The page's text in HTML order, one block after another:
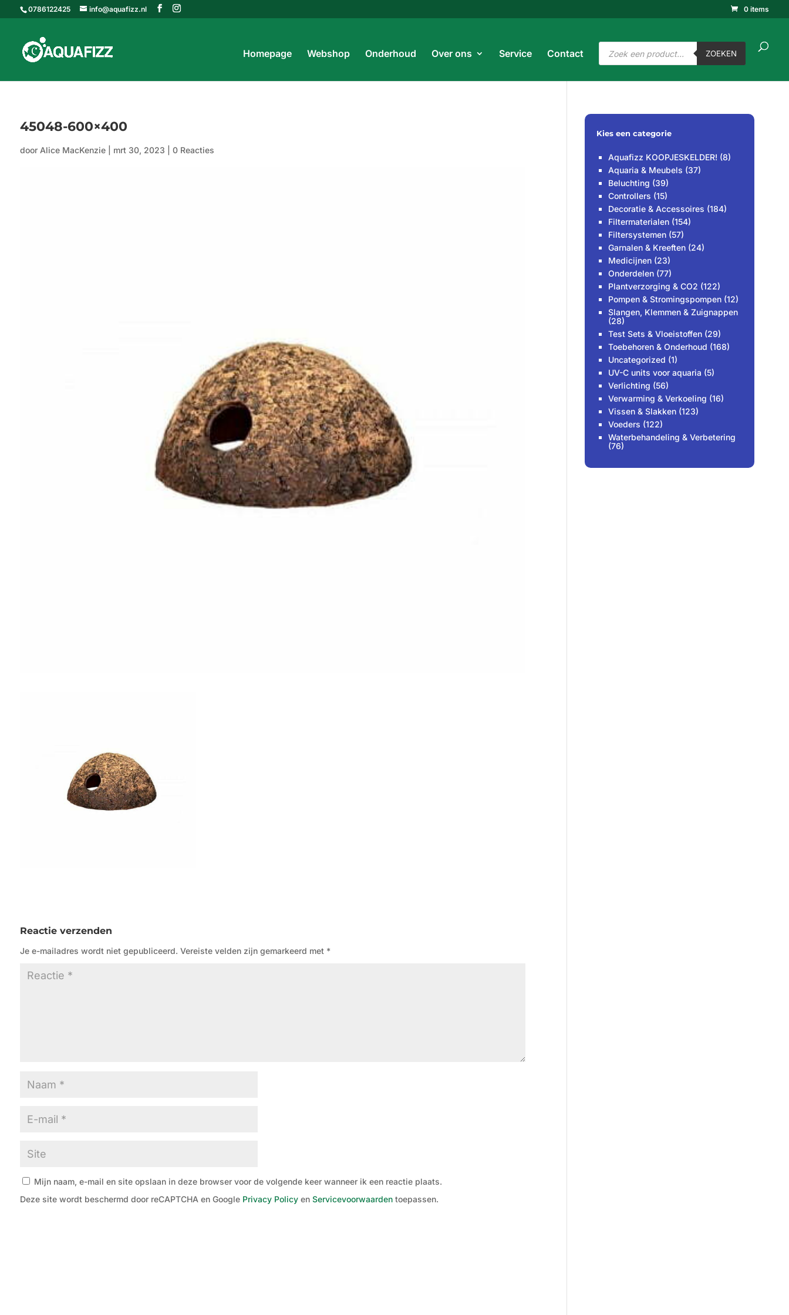
0786122425 info@aquafizz.nl 0 items
Homepage Webshop Onderhoud Over ons Service Contact
Producten
zoeken
ZOEKEN
Producten
45048-600×400
door Alice MacKenzie| mrt 30, 2023 0 Reacties
Reactie verzenden
Je e-mailadres wordt niet gepubliceerd. Vereiste velden zijn gemarkeerd met *
Mijn naam, e-mail en site opslaan in deze browser voor de volgende keer wanneer ik een reactie plaats.
Deze site wordt beschermd door reCAPTCHA en Google Privacy Policyen Servicevoorwaardentoepassen.
Kies een categorie
Aquafizz KOOPJESKELDER! (8)
Aquaria & Meubels (37)
Beluchting (39)
Controllers (15)
Decoratie & Accessoires (184)
Filtermaterialen (154)
Filtersystemen (57)
Garnalen & Kreeften (24)
Medicijnen (23)
Onderdelen (77)
Plantverzorging & CO2 (122)
Pompen & Stromingspompen (12)
Slangen, Klemmen & Zuignappen
(28)
Test Sets & Vloeistoffen (29)
Toebehoren & Onderhoud (168)
Uncategorized (1)
UV-C units voor aquaria (5)
Verlichting (56)
Verwarming & Verkoeling (16)
Vissen & Slakken (123)
Voeders (122)
Waterbehandeling & Verbetering
(76)